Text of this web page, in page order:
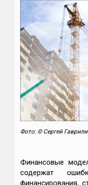
Фото: © Сергей
Финансовые
содержат
финансирования,